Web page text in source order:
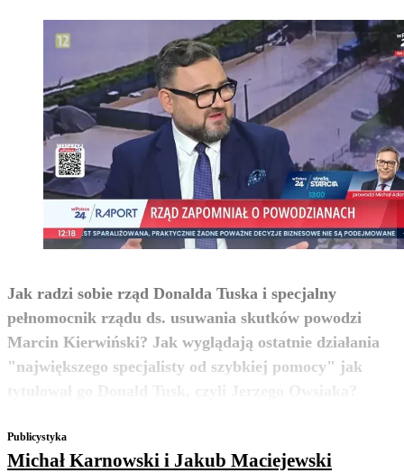
Jak radzi sobie rząd Donalda Tuska i specjalny
pełnomocnik rządu ds. usuwania skutków powodzi
Marcin Kierwiński? Jak wyglądają ostatnie działania
"największego specjalisty od szybkiej pomocy" jak
zobacz więcej
Publicystyka
Michał Karnowski i Jakub Maciejewski